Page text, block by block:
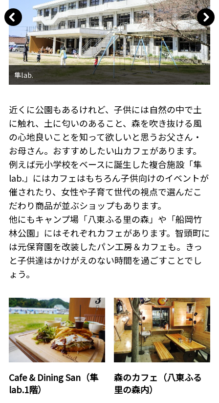
近くに公園もあるけれど、子供には自然の中で土
に触れ、土に匂いのあること、森を吹き抜ける風
の心地良いことを知って欲しいと思うお父さん・
お母さん。おすすめしたい山カフェがあります。
例えば元小学校をベースに誕生した複合施設「隼
lab.」にはカフェはもちろん子供向けのイベントが
催されたり、女性や子育て世代の視点で選んだこ
だわり商品が並ぶショップもあります。
他にもキャンプ場「八東ふる里の森」や「船岡竹
林公園」にはそれぞれカフェがあります。智頭町に
は元保育園を改装したパン工房＆カフェも。きっ
と子供達はかけがえのない時間を過ごすことでし
ょう。
Cafe & Dining San（隼
lab.1階）
森のカフェ（八東ふる
里の森内）